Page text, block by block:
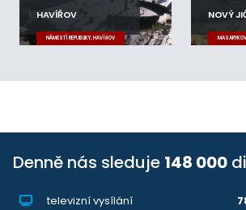
HAVÍŘOV
NÁMĚSTÍ REPUBLIKY, HAVÍŘOV
NOVÝ
Denně nás sleduje 148 000
televizní vysílání